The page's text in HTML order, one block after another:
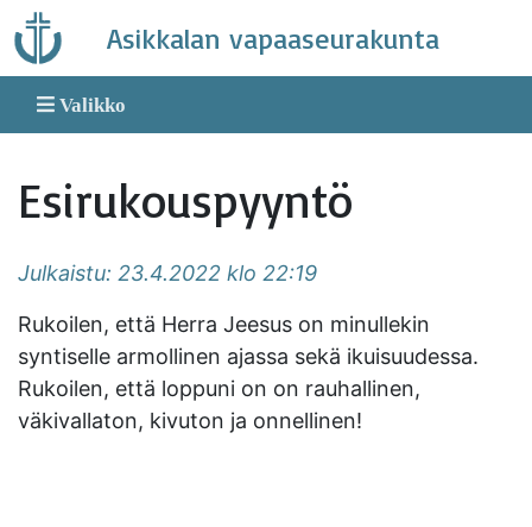
Skip
to
content
Asikkalan vapaaseurakunta
Valikko
Esirukouspyyntö
Julkaistu: 23.4.2022 klo 22:19
Rukoilen, että Herra Jeesus on minullekin
syntiselle armollinen ajassa sekä ikuisuudessa.
Rukoilen, että loppuni on on rauhallinen,
väkivallaton, kivuton ja onnellinen!